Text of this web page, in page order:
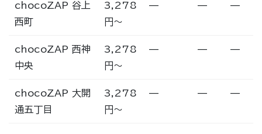
chocoZAP 谷上
西町
3,278
円〜
— — —
chocoZAP 西神
中央
3,278
円〜
— — —
chocoZAP 大開
通五丁目
3,278
円〜
— — —